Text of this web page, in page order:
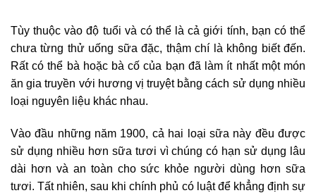
Tùy thuộc vào độ tuổi và có thể là cả giới tính, bạn có thể
chưa từng thử uống sữa đặc, thậm chí là không biết đến.
Rất có thể bà hoặc bà cố của bạn đã làm ít nhất một món
ăn gia truyền với hương vị truyệt bằng cách sử dụng nhiều
loại nguyên liệu khác nhau.
Vào đầu những năm 1900, cả hai loại sữa này đều được
sử dụng nhiều hơn sữa tươi vì chúng có hạn sử dụng lâu
dài hơn và an toàn cho sức khỏe người dùng hơn sữa
tươi. Tất nhiên, sau khi chính phủ có luật để khẳng định sự